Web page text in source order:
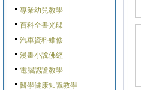
專業幼兒教學
百科全書光碟
汽車資料維修
漫畫小說佛經
電腦認證教學
醫學健康知識教學